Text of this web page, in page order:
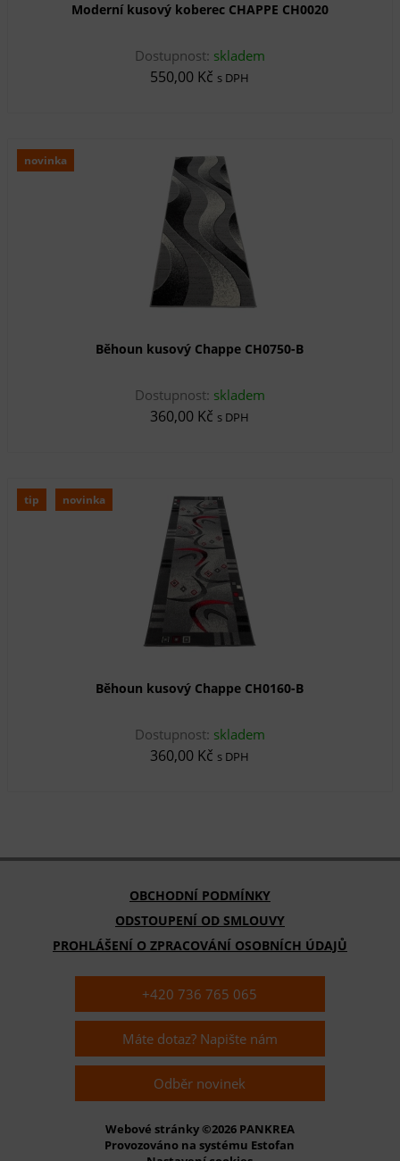
Moderní kusový koberec CHAPPE CH0020
Dostupnost: skladem
550,00 Kč s DPH
novinka
Běhoun kusový Chappe CH0750-B
Dostupnost: skladem
360,00 Kč s DPH
tip novinka
Běhoun kusový Chappe CH0160-B
Dostupnost: skladem
360,00 Kč s DPH
OBCHODNÍ PODMÍNKY
ODSTOUPENÍ OD SMLOUVY
PROHLÁŠENÍ O ZPRACOVÁNÍ OSOBNÍCH ÚDAJŮ
+420 736 765 065
Máte dotaz? Napište nám
Odběr novinek
Webové stránky ©2026 PANKREA
Provozováno na systému Estofan